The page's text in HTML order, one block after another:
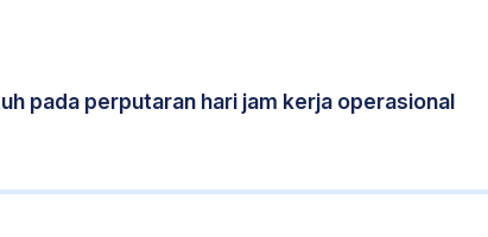
pada perputaran hari jam kerja operasional